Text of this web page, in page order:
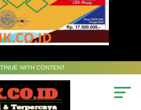
WITH CONTENT